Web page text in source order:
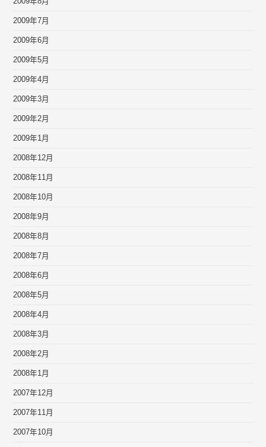
2009年7月
2009年6月
2009年5月
2009年4月
2009年3月
2009年2月
2009年1月
2008年12月
2008年11月
2008年10月
2008年9月
2008年8月
2008年7月
2008年6月
2008年5月
2008年4月
2008年3月
2008年2月
2008年1月
2007年12月
2007年11月
2007年10月